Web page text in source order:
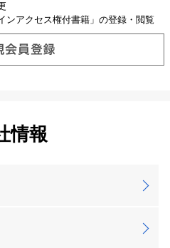
ンアクセス権付書籍」の登録・閲覧
情報